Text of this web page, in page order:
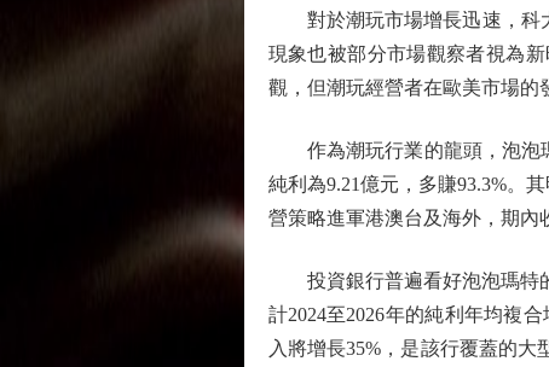
對於潮玩市場增長迅速，科大
現象也被部分市場觀察者視為
觀，但潮玩經營者在歐美市場的
作為潮玩行業的龍頭，泡泡瑪
純利為9.21億元，多賺93.3%。
營策略進軍港澳台及海外，期內
投資銀行普遍看好泡泡瑪特的
計2024至2026年的純利年均複
入將增長35%，是該行覆蓋的